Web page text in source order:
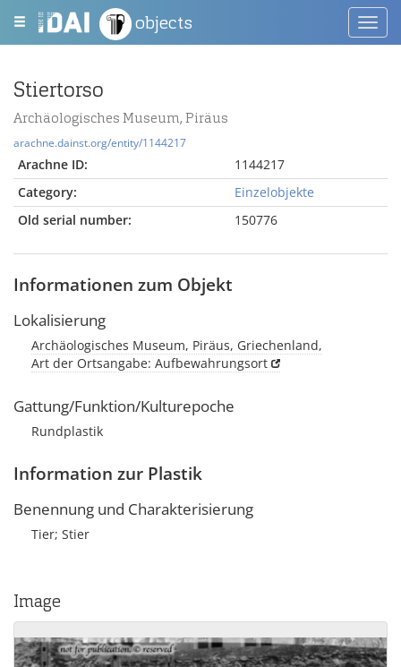
objects
Stiertorso
Archäologisches Museum, Piräus
arachne.dainst.org/entity/1144217
Arachne ID:
1144217
Category:
Einzelobjekte
Old serial number:
150776
Informationen zum Objekt
Lokalisierung
Archäologisches Museum, Piräus, Griechenland,
Art der Ortsangabe: Aufbewahrungsort
Gattung/Funktion/Kulturepoche
Rundplastik
Information zur Plastik
Benennung und Charakterisierung
Tier; Stier
Image